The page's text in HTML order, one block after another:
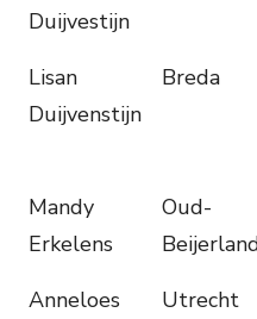
Duijvestijn
Lisan
Duijvenstijn
Breda
Mandy
Erkelens
Oud-
Anneloes
Utrecht